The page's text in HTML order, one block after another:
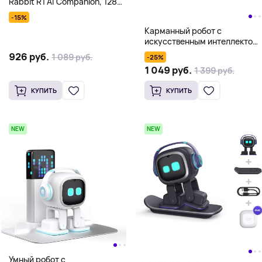
Гб, оранжевый
-15%
926 руб. 1 089 руб.
КУПИТЬ
Карманный робот с
искусственным интеллектом
AIBI Pocket, белый
-25%
1 049 руб. 1 399 руб.
КУПИТЬ
NEW
Умный робот с
NEW